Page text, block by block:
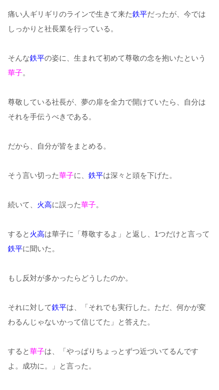
痛い人ギリギリのラインで生きて来た鉄平だったが、今では
しっかりと社長業を行っている。
そんな鉄平の姿に、生まれて初めて尊敬の念を抱いたという
華子。
尊敬している社長が、夢の扉を全力で開けていたら、自分は
それを手伝うべきである。
だから、自分が皆をまとめる。
そう言い切った華子に、 鉄平は深々と頭を下げた。
続いて、 火高に誤った華子。
すると 火高は華子に「尊敬するよ」と返し、1つだけと言って
鉄平に聞いた。
もし反対が多かったらどうしたのか。
それに対して鉄平は、「それでも実行した。ただ、何かが変
わるんじゃないかって信じてた」と答えた。
すると華子は、「やっぱりちょっとずつ近づいてるんです
よ。成功に。」と言った。